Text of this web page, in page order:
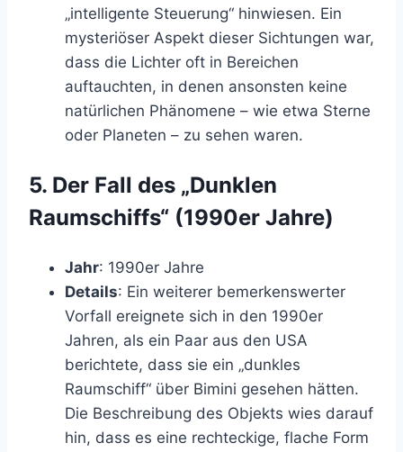
„intelligente Steuerung“ hinwiesen. Ein
mysteriöser Aspekt dieser Sichtungen war,
dass die Lichter oft in Bereichen
auftauchten, in denen ansonsten keine
natürlichen Phänomene – wie etwa Sterne
oder Planeten – zu sehen waren.
5. Der Fall des „Dunklen
Raumschiffs“ (1990er Jahre)
Jahr: 1990er Jahre
Details: Ein weiterer bemerkenswerter
Vorfall ereignete sich in den 1990er
Jahren, als ein Paar aus den USA
berichtete, dass sie ein „dunkles
Raumschiff“ über Bimini gesehen hätten.
Die Beschreibung des Objekts wies darauf
hin, dass es eine rechteckige, flache Form